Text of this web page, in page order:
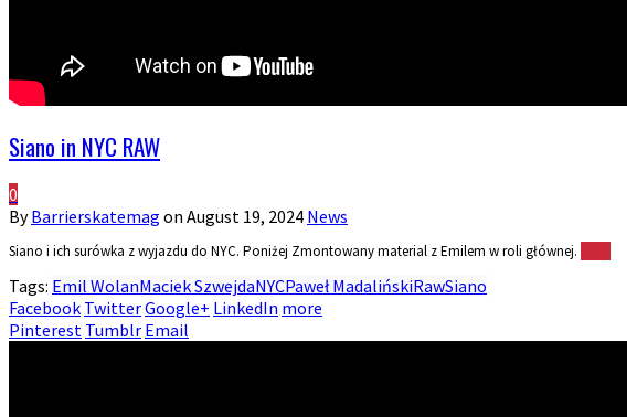
Siano in NYC RAW
0
ByBarrierskatemag on August 19, 2024 News
Siano i ich surówka z wyjazdu do NYC. Poniżej Zmontowany material z Emilem w roli głównej.
Tags: Emil WolanMaciek SzwejdaNYCPaweł MadalińskiRawSiano
Facebook TwitterGoogle+ LinkedIn more
Pinterest Tumblr Email